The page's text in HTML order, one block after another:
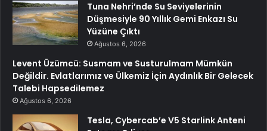
Tuna Nehri’nde Su Seviyelerinin
Düşmesiyle 90 Yıllık Gemi Enkazı Su
Yüzüne Çıktı
Ağustos 6, 2026
Levent Üzümcü: Susmam ve Susturulmam Mümkün
Değildir. Evlatlarımız ve Ülkemiz İçin Aydınlık Bir Gelecek
Talebi Hapsedilemez
Ağustos 6, 2026
Tesla, Cybercab’e V5 Starlink Anteni